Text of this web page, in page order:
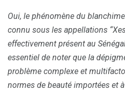
Oui, le phénomène du
connu sous les appellations
effectivement présent au
essentiel de noter que la
problème complexe et
normes de beauté importées et